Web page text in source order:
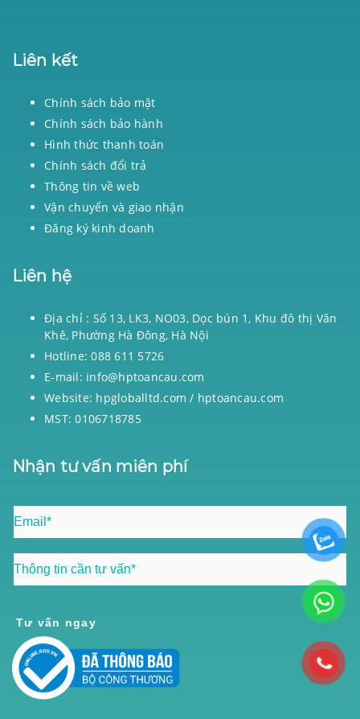
Liên kết
Chính sách bảo mật
Chính sách bảo hành
Hình thức thanh toán
Chính sách đổi trả
Thông tin về web
Vận chuyển và giao nhận
Đăng ký kinh doanh
Liên hệ
Địa chỉ : Số 13, LK3, NO03, Dọc bún 1, Khu đô thị Văn
Khê, Phường Hà Đông, Hà Nội
Hotline: 088 611 5726
E-mail: info@hptoancau.com
Website: hpgloballtd.com / hptoancau.com
MST: 0106718785
Nhận tư vấn miên phí
Tư vấn ngay